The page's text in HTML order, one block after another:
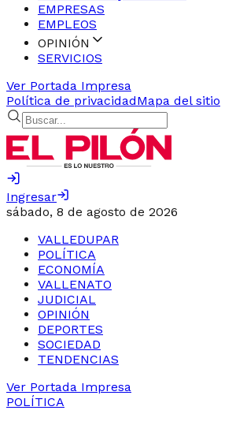
EMPRESAS
EMPLEOS
OPINIÓN
SERVICIOS
Ver Portada Impresa
Política de privacidadMapa del sitio
Ingresar
sábado, 8 de agosto de 2026
VALLEDUPAR
POLÍTICA
ECONOMÍA
VALLENATO
JUDICIAL
OPINIÓN
DEPORTES
SOCIEDAD
TENDENCIAS
Ver Portada Impresa
POLÍTICA